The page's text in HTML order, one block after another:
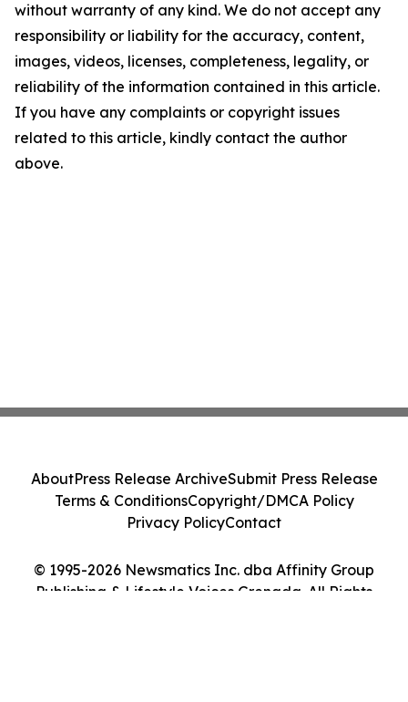
without warranty of any kind. We do not accept any
responsibility or liability for the accuracy, content,
images, videos, licenses, completeness, legality, or
reliability of the information contained in this article.
If you have any complaints or copyright issues
related to this article, kindly contact the author
above.
© 1995-2026 Newsmatics Inc. dba Affinity Group
Publishing & Lifestyle Voices Grenada. All Rights
AboutPress Release ArchiveSubmit Press Release
Terms & ConditionsCopyright/DMCA Policy
Privacy PolicyContact